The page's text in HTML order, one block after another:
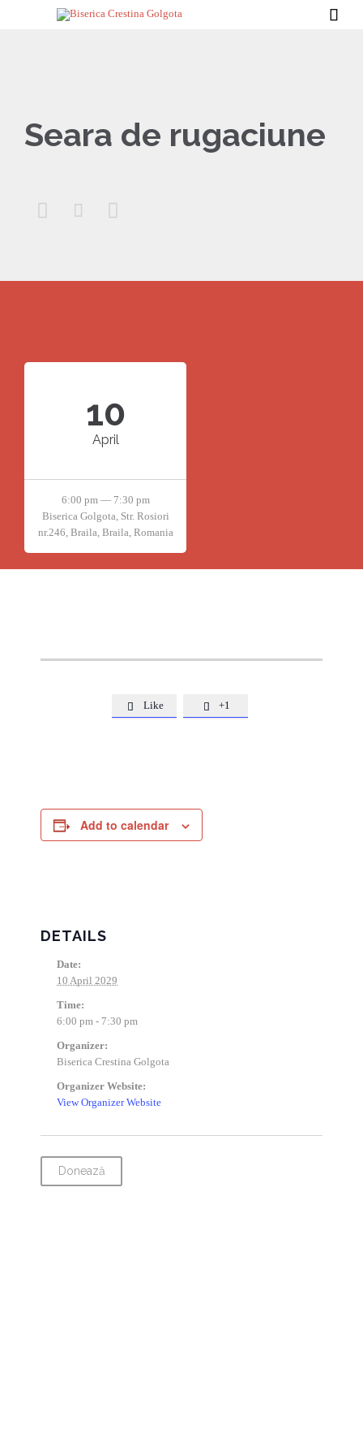

Seara de rugaciune
  
10
April
6:00 pm — 7:30 pm
Biserica Golgota, Str. Rosiori
nr.246, Braila, Braila, Romania
 Like  +1
Add to calendar
DETAILS
Date:
10 April 2029
Time:
6:00 pm - 7:30 pm
Organizer:
Biserica Crestina Golgota
Organizer Website:
View Organizer Website
Donează